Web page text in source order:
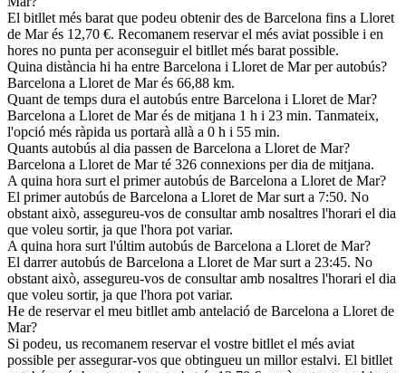
El bitllet més barat que podeu obtenir des de Barcelona fins a Lloret
de Mar és 12,70 €. Recomanem reservar el més aviat possible i en
hores no punta per aconseguir el bitllet més barat possible.
Quina distància hi ha entre Barcelona i Lloret de Mar per autobús?
Barcelona a Lloret de Mar és 66,88 km.
Quant de temps dura el autobús entre Barcelona i Lloret de Mar?
Barcelona a Lloret de Mar és de mitjana 1 h i 23 min. Tanmateix,
l'opció més ràpida us portarà allà a 0 h i 55 min.
Quants autobús al dia passen de Barcelona a Lloret de Mar?
Barcelona a Lloret de Mar té 326 connexions per dia de mitjana.
A quina hora surt el primer autobús de Barcelona a Lloret de Mar?
El primer autobús de Barcelona a Lloret de Mar surt a 7:50. No
obstant això, assegureu-vos de consultar amb nosaltres l'horari el dia
que voleu sortir, ja que l'hora pot variar.
A quina hora surt l'últim autobús de Barcelona a Lloret de Mar?
El darrer autobús de Barcelona a Lloret de Mar surt a 23:45. No
obstant això, assegureu-vos de consultar amb nosaltres l'horari el dia
que voleu sortir, ja que l'hora pot variar.
He de reservar el meu bitllet amb antelació de Barcelona a Lloret de
Mar?
Si podeu, us recomanem reservar el vostre bitllet el més aviat
possible per assegurar-vos que obtingueu un millor estalvi. El bitllet